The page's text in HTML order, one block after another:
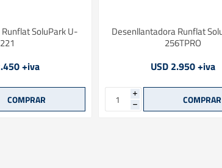
SoluPark U-
221
+iva
Desenllantadora Runflat
256TPRO
USD 2.950 +iva
i
h